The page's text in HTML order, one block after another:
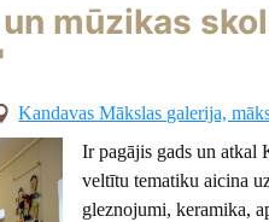
mūzikas
Kandavas Mākslas galerija,
Ir pagājis gads un atkal
veltītu tematiku aicina
gleznojumi, keramika,